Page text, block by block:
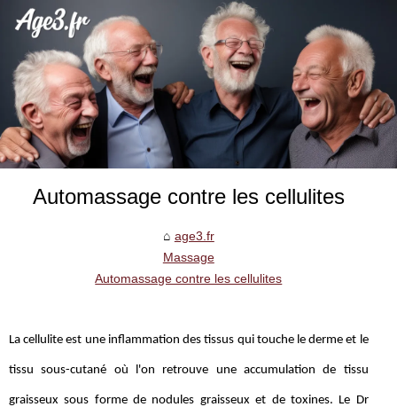
Automassage contre les cellulites
age3.fr
Massage
Automassage contre les cellulites
La cellulite est une inflammation des tissus qui touche le derme et le
tissu sous-cutané où l'on retrouve une accumulation de tissu
graisseux sous forme de nodules graisseux et de toxines. Le Dr